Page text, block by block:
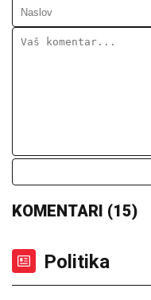
KOMENTARI (15)
Politika